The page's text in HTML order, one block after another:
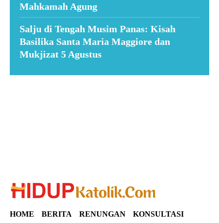
Mahkamah Agung
Salju di Tengah Musim Panas: Kisah
Basilika Santa Maria Maggiore dan
Mukjizat 5 Agustus
HOME BERITA RENUNGAN
KONSULTASI